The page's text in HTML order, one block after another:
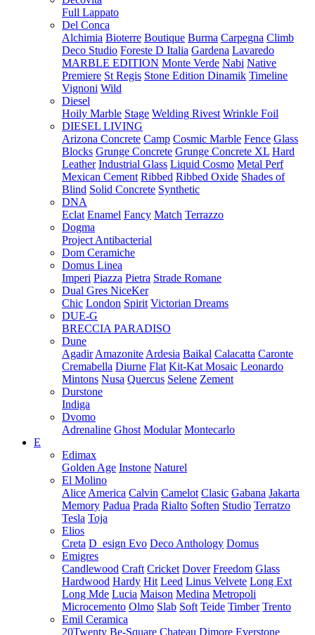
Full Lappato
Del Conca
Alchimia Bioterre Boutique Burma Carpegna Climb
Deco Studio Foreste D Italia Gardena Lavaredo
MARBLE EDITION Monte Verde Nabi Native
Premiere St Regis Stone Edition Dinamik Timeline
Vignoni Wild
Diesel
Hoily Marble Stage Welding Rivest Wrinkle Foil
DIESEL LIVING
Arizona Concrete Camp Cosmic Marble Fence Glass
Blocks Grunge Concrete Grunge Concrete XL Hard
Leather Industrial Glass Liquid Cosmo Metal Perf
Mexican Cement Ribbed Ribbed Oxide Shades of
Blind Solid Concrete Synthetic
DNA
Eclat Enamel Fancy Match Terrazzo
Dogma
Project Antibacterial
Dom Ceramiche
Domus Linea
Imperi Piazza Pietra Strade Romane
Dual Gres NiceKer
Chic London Spirit Victorian Dreams
DUE-G
BRECCIA PARADISO
Dune
Agadir Amazonite Ardesia Baikal Calacatta Caronte
Cremabella Diurne Flat Kit-Kat Mosaic Leonardo
Mintons Nusa Quercus Selene Zement
Durstone
Indiga
Dvomo
Adrenaline Ghost Modular Montecarlo
E
Edimax
Golden Age Instone Naturel
El Molino
Alice America Calvin Camelot Clasic Gabana Jakarta
Memory Padua Prada Rialto Soften Studio Terratzo
Tesla Toja
Elios
Creta D_esign Evo Deco Anthology Domus
Emigres
Candlewood Craft Cricket Dover Freedom Glass
Hardwood Hardy Hit Leed Linus Velvete Long Ext
Long Mde Lucia Maison Medina Metropoli
Microcemento Olmo Slab Soft Teide Timber Trento
Emil Ceramica
20Twenty Be-Square Chateau Dimore Everstone